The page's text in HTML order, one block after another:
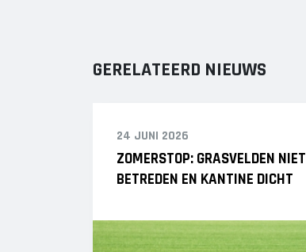
GERELATEERD NIEUWS
24 JUNI 2026
ZOMERSTOP: GRASVELDEN NIET
BETREDEN EN KANTINE DICHT